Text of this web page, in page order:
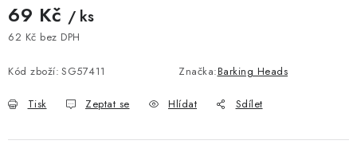
69 Kč / ks
62 Kč bez DPH
Kód zboží: SG57411 Značka:Barking Heads
Tisk Zeptat se Hlídat Sdílet